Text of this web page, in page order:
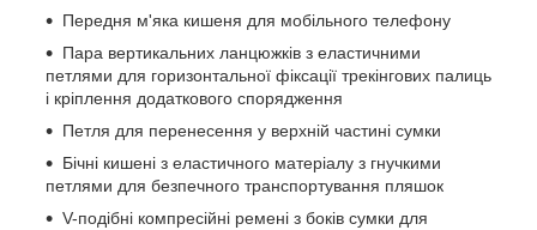
Передня м'яка кишеня для мобільного телефону
Пара вертикальних ланцюжків з еластичними
петлями для горизонтальної фіксації трекінгових палиць
і кріплення додаткового спорядження
Петля для перенесення у верхній частині сумки
Бічні кишені з еластичного матеріалу з гнучкими
петлями для безпечного транспортування пляшок
V-подібні компресійні ремені з боків сумки для